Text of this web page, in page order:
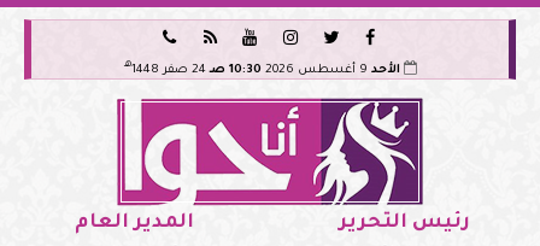






الأحد 10:30 صـ 24 صفر 1448 هـ
رئيس التحرير المدير العام